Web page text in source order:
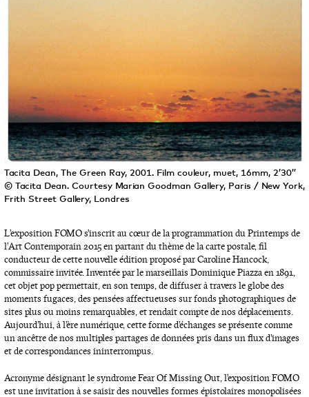
Tacita Dean, The Green Ray, 2001. Film couleur, muet, 16mm, 2’30’’
© Tacita Dean. Courtesy Marian Goodman Gallery, Paris / New York,
Frith Street Gallery, Londres
L’exposition FOMO s’inscrit au cœur de la programmation du Printemps de
l’Art Contemporain 2015 en partant du thème de la carte postale, fil
conducteur de cette nouvelle édition proposé par Caroline Hancock,
commissaire invitée. Inventée par le marseillais Dominique Piazza en 1891,
cet objet pop permettait, en son temps, de diffuser à travers le globe des
moments fugaces, des pensées affectueuses sur fonds photographiques de
sites plus ou moins remarquables, et rendait compte de nos déplacements.
Aujourd’hui, à l’ère numérique, cette forme d’échanges se présente comme
un ancêtre de nos multiples partages de données pris dans un flux d’images
et de correspondances ininterrompus.
Acronyme désignant le syndrome Fear Of Missing Out, l’exposition FOMO
est une invitation à se saisir des nouvelles formes épistolaires monopolisées